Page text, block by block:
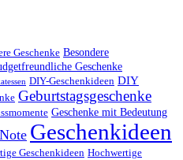
Geschenke Besondere
Geschenke
DIY-Geschenkideen DIY
Geburtstagsgeschenke
Geschenke mit Bedeutung
Geschenkideen
Geschenkideen Hochwertige